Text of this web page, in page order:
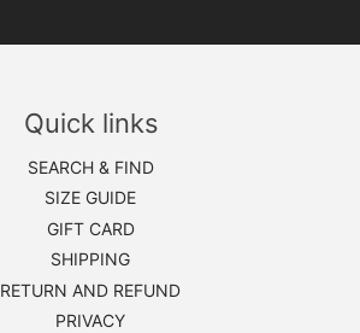
Quick links
SEARCH & FIND
SIZE GUIDE
GIFT CARD
SHIPPING
RETURN AND REFUND
PRIVACY